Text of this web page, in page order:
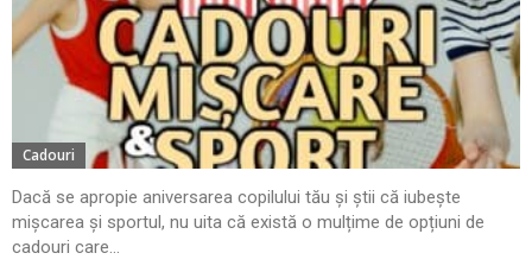
Cadouri
Dacă se apropie aniversarea copilului tău și știi că iubește
mișcarea și sportul, nu uita că există o mulțime de opțiuni de
cadouri care...